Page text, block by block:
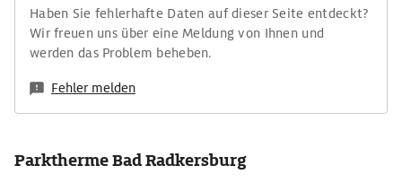
Haben Sie fehlerhafte Daten auf dieser Seite entdeckt?
Wir freuen uns über eine Meldung von Ihnen und
werden das Problem beheben.
Fehler melden
Parktherme Bad Radkersburg